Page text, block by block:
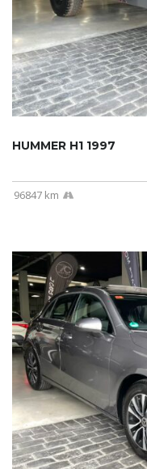
HUMMER H1 1997
96847 km